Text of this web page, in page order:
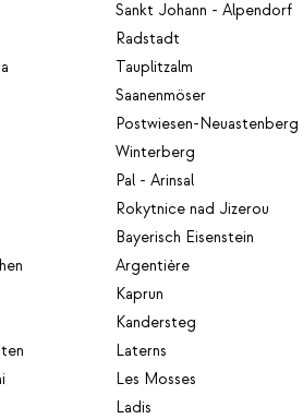
Sankt Johann - Alpendorf
Radstadt
Tauplitzalm
Saanenmöser
Postwiesen-Neuastenberg
Winterberg
Pal - Arinsal
Rokytnice nad Jizerou
Bayerisch Eisenstein
Argentière
Kaprun
Kandersteg
Laterns
Les Mosses
Ladis